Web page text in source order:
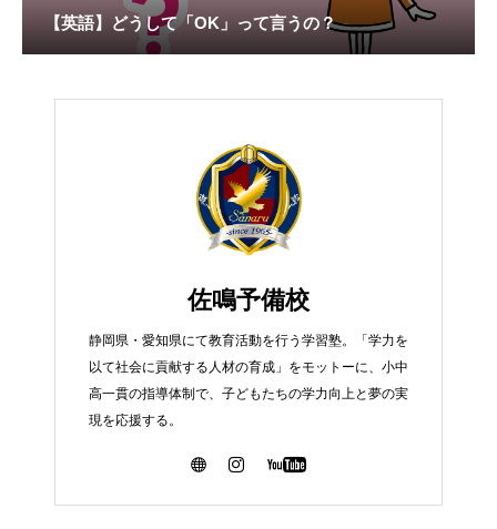
【英語】どうして「OK」って言うの？
佐鳴予備校
静岡県・愛知県にて教育活動を行う学習塾。「学力を
以て社会に貢献する人材の育成」をモットーに、小中
高一貫の指導体制で、子どもたちの学力向上と夢の実
現を応援する。